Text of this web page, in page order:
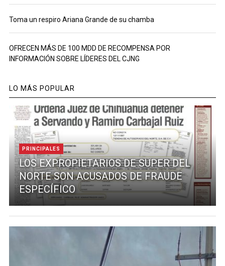
Toma un respiro Ariana Grande de su chamba
OFRECEN MÁS DE 100 MDD DE RECOMPENSA POR
INFORMACIÓN SOBRE LÍDERES DEL CJNG
LO MÁS POPULAR
PRINCIPALES
LOS EXPROPIETARIOS DE SUPER DEL
NORTE SON ACUSADOS DE FRAUDE
ESPECÍFICO